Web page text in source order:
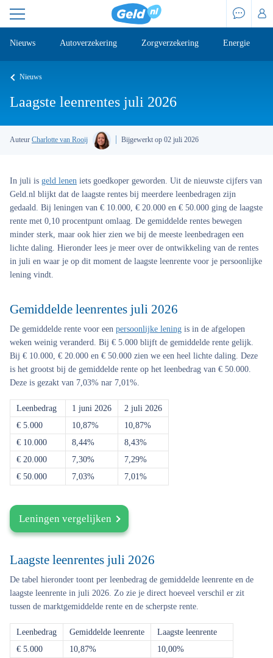
Nieuws Autoverzekering Zorgverzekering Energie
Nieuws
Laagste leenrentes juli 2026
Auteur Charlotte van Rooij Bijgewerkt op 02 juli 2026
In juli is geld lenen iets goedkoper geworden. Uit de nieuwste cijfers van
Geld.nl blijkt dat de laagste rentes bij meerdere leenbedragen zijn
gedaald. Bij leningen van € 10.000, € 20.000 en € 50.000 ging de laagste
rente met 0,10 procentpunt omlaag. De gemiddelde rentes bewegen
minder sterk, maar ook hier zien we bij de meeste leenbedragen een
lichte daling. Hieronder lees je meer over de ontwikkeling van de rentes
in juli en waar je op dit moment de laagste leenrente voor je persoonlijke
lening vindt.
Gemiddelde leenrentes juli 2026
De gemiddelde rente voor een persoonlijke lening is in de afgelopen
weken weinig veranderd. Bij € 5.000 blijft de gemiddelde rente gelijk.
Bij € 10.000, € 20.000 en € 50.000 zien we een heel lichte daling. Deze
is het grootst bij de gemiddelde rente op het leenbedrag van € 50.000.
Deze is gezakt van 7,03% nar 7,01%.
Leenbedrag 1 juni 2026
2 juli 2026
€ 5.000
10,87%
10,87%
€ 10.000
8,44%
8,43%
€ 20.000
7,30%
7,29%
€ 50.000
7,03% 7,01%
Leningen vergelijken
Laagste leenrentes juli 2026
De tabel hieronder toont per leenbedrag de gemiddelde leenrente en de
laagste leenrente in juli 2026. Zo zie je direct hoeveel verschil er zit
tussen de marktgemiddelde rente en de scherpste rente.
Leenbedrag Gemiddelde leenrente
Laagste leenrente
€ 5.000
10,87%
10,00%